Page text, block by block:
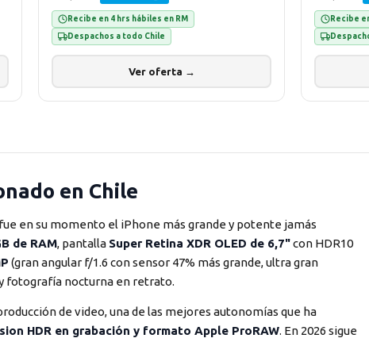
Recibe en 4 hrs hábiles en RM
Despachos a todo Chile
Ver oferta →
Recibe
en Chile
en su momento el iPhone más grande y potente jamás
de RAM, pantalla Super Retina XDR OLED de 6,7"con HDR10
(gran angular f/1.6 con sensor 47% más grande, ultra gran
fotografía nocturna en retrato.
de video, una de las mejores autonomías que ha
HDR en grabación y formato Apple ProRAW. En 2026 sigue